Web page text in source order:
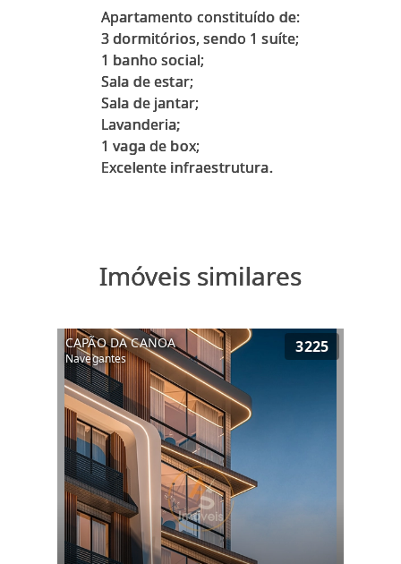
Apartamento constituído de:
3 dormitórios, sendo 1 suíte;
1 banho social;
Sala de estar;
Sala de jantar;
Lavanderia;
1 vaga de box;
Excelente infraestrutura.
Imóveis similares
CAPÃO DA CANOA
Navegantes
3225